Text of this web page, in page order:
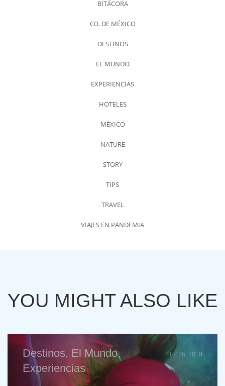
BITÁCORA
CD. DE MÉXICO
DESTINOS
EL MUNDO
EXPERIENCIAS
HOTELES
MÉXICO
NATURE
STORY
TIPS
TRAVEL
VIAJES EN PANDEMIA
YOU MIGHT ALSO LIKE
Destinos, El Mundo,
Experiencias
SEP 26, 2018